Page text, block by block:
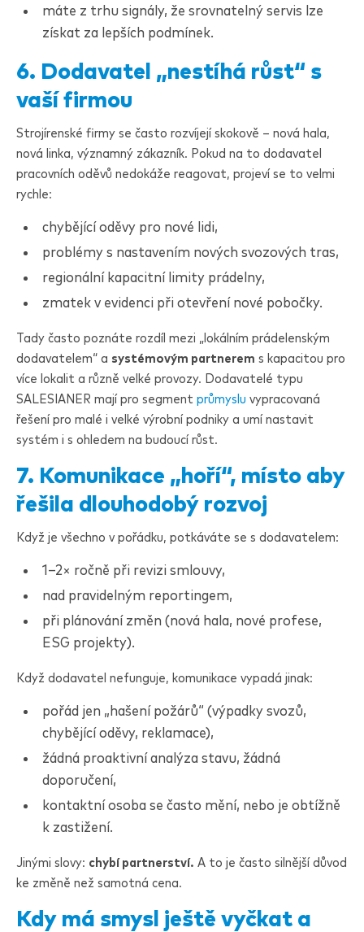
máte z trhu signály, že srovnatelný servis lze
získat za lepších podmínek.
6. Dodavatel „nestíhá růst“ s
vaší firmou
Strojírenské firmy se často rozvíjejí skokově – nová hala,
nová linka, významný zákazník. Pokud na to dodavatel
pracovních oděvů nedokáže reagovat, projeví se to velmi
rychle:
chybějící oděvy pro nové lidi,
problémy s nastavením nových svozových tras,
regionální kapacitní limity prádelny,
zmatek v evidenci při otevření nové pobočky.
Tady často poznáte rozdíl mezi „lokálním prádelenským
dodavatelem“ a systémovým partnerem s kapacitou pro
více lokalit a různě velké provozy. Dodavatelé typu
SALESIANER mají pro segment průmyslu vypracovaná
řešení pro malé i velké výrobní podniky a umí nastavit
systém i s ohledem na budoucí růst.
7. Komunikace „hoří“, místo aby
řešila dlouhodobý rozvoj
Když je všechno v pořádku, potkáváte se s dodavatelem:
1–2× ročně při revizi smlouvy,
nad pravidelným reportingem,
při plánování změn (nová hala, nové profese,
ESG projekty).
Když dodavatel nefunguje, komunikace vypadá jinak:
pořád jen „hašení požárů“ (výpadky svozů,
chybějící oděvy, reklamace),
žádná proaktivní analýza stavu, žádná
doporučení,
kontaktní osoba se často mění, nebo je obtížně
k zastižení.
Jinými slovy: chybí partnerství. A to je často silnější důvod
ke změně než samotná cena.
Kdy má smysl ještě vyčkat a